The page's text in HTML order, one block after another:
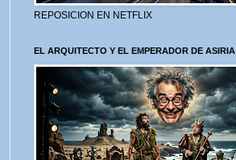
REPOSICION EN NETFLIX
EL ARQUITECTO Y EL EMPERADOR DE ASIRIA